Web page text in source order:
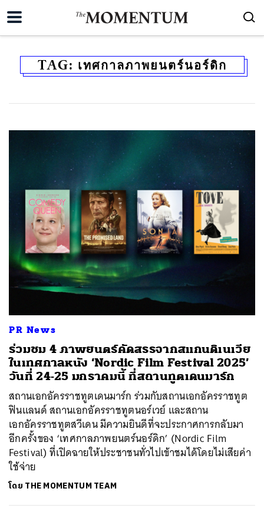
TAG: เทศกาลภาพยนตร์นอร์ดิก
PR News
ร่วมชม 4 ภาพยนตร์คัดสรรจากสแกนดิเนเวีย
ในเทศกาลหนัง ‘Nordic Film Festival 2025’
วันที่ 24-25 มกราคมนี้ ที่สถานทูตเดนมาร์ก
สถานเอกอัครราชทูตเดนมาร์ก ร่วมกับสถานเอกอัครราชทูต
ฟินแลนด์ สถานเอกอัครราชทูตนอร์เวย์ และสถาน
เอกอัครราชทูตสวีเดน มีความยินดีที่จะประกาศการกลับมา
อีกครั้งของ ‘เทศกาลภาพยนตร์นอร์ดิก’ (Nordic Film
Festival) ที่เปิดฉายให้ประชาชนทั่วไปเข้าชมได้โดยไม่เสียค่า
ใช้จ่าย
โดย THE MOMENTUM TEAM